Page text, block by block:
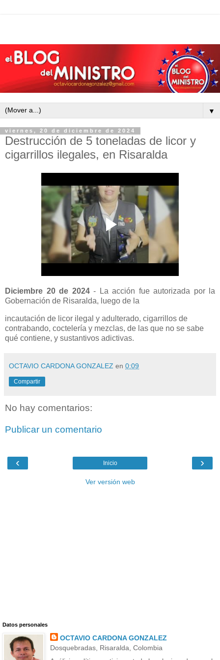
▼
viernes, 20 de diciembre de 2024
Destrucción de 5 toneladas de licor y
cigarrillos ilegales, en Risaralda
Diciembre 20 de 2024- La acción fue autorizada por la
Gobernación de Risaralda, luego de la
incautación de licor ilegal y adulterado, cigarrillos de
contrabando, coctelería y mezclas, de las que no se sabe
qué contiene, y sustantivos adictivas.
OCTAVIO CARDONA GONZALEZ en 0:09
Compartir
No hay comentarios:
Publicar un comentario
‹ ›
Inicio
Ver versión web
Datos personales
OCTAVIO CARDONA GONZALEZ
Dosquebradas, Risaralda, Colombia